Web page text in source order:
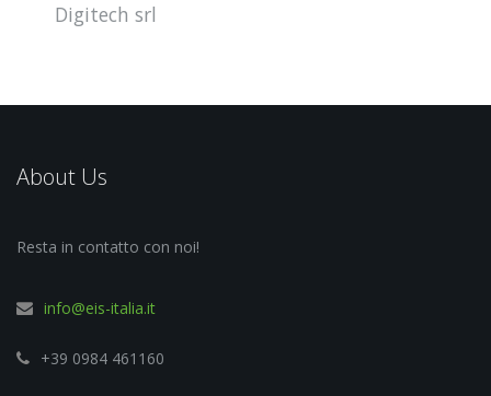
Digitech srl
About Us
Resta in contatto con noi!
info@eis-italia.it
+39 0984 461160